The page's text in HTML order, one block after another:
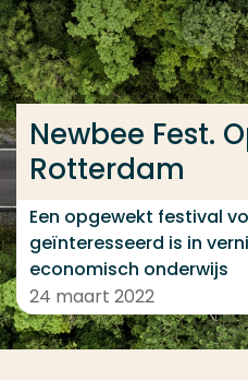
Ga direct naar de content
... > Newbee Fest
Newbee Fest.
Rotterdam
Een opgewekt festival
geïnteresseerd is in
economisch onderwijs
24 maart 2022
Veel gezocht
Contact